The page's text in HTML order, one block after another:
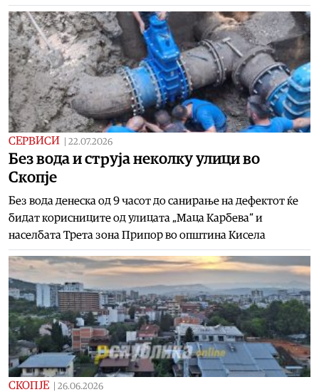
СЕРВИСИ 22.07.2026
Без вода и струја неколку улици во
Скопје
Без вода денеска од 9 часот до санирање на дефектот ќе
бидат корисниците од улицата „Маца Карбева“ и
населбата Трета зона Припор во општина Кисела
СКОПЈЕ 26.06.2026